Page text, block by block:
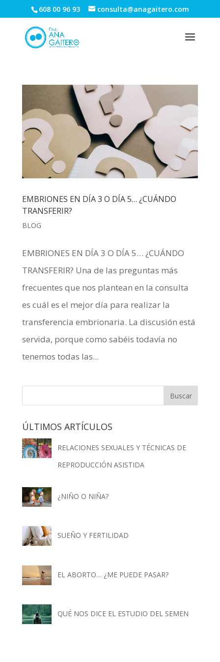
608 00 96 93 consulta@anagaitero.com
EMBRIONES EN DÍA 3 O DÍA 5… ¿CUÁNDO
TRANSFERIR?
BLOG
EMBRIONES EN DÍA 3 O DÍA 5… ¿CUÁNDO
TRANSFERIR? Una de las preguntas más
frecuentes que nos plantean en la consulta
es cuál es el mejor día para realizar la
transferencia embrionaria. La discusión está
servida, porque como sabéis todavía no
tenemos todas las...
ÚLTIMOS ARTÍCULOS
RELACIONES SEXUALES Y TÉCNICAS DE
REPRODUCCIÓN ASISTIDA
¿NIÑO O NIÑA?
SUEÑO Y FERTILIDAD
EL ABORTO… ¿ME PUEDE PASAR?
QUÉ NOS DICE EL ESTUDIO DEL SEMEN